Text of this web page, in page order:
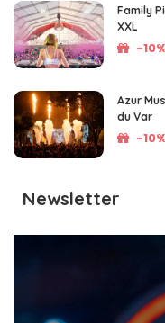
Family
XXL
-
Azur
du Var
-
Newsletter